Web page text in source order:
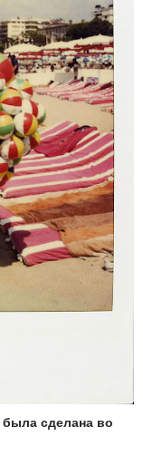
сделана во